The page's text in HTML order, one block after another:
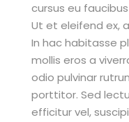
cursus eu
Ut et eleifend ex,
In hac habitasse
mollis eros a
odio pulvinar
porttitor. Sed
efficitur vel,